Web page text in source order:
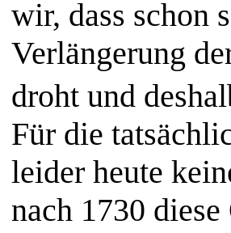
wir, dass schon
Verlängerung
droht und
Für die
leider heute
nach 1730